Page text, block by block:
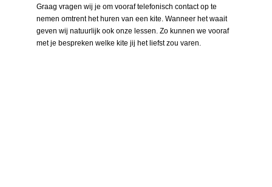
Graag vragen wij je om vooraf telefonisch contact op te
nemen omtrent het huren van een kite. Wanneer het waait
geven wij natuurlijk ook onze lessen. Zo kunnen we vooraf
met je bespreken welke kite jij het liefst zou varen.